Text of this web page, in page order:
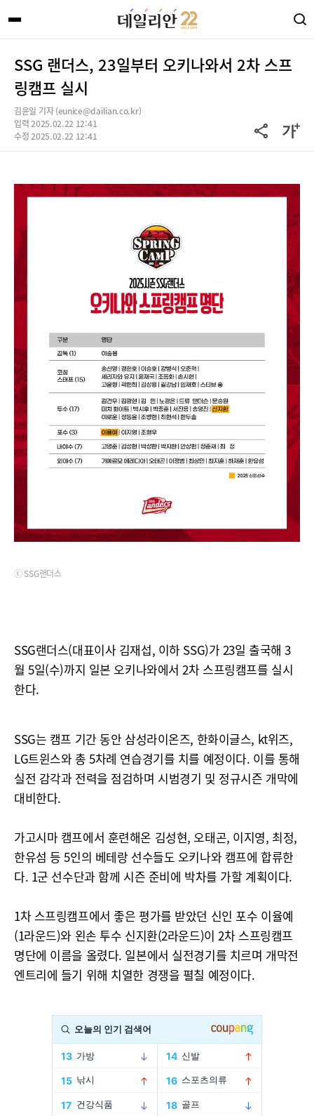
SSG 랜더스, 23일부터 오키나와서 2차 스프
링캠프 실시
김윤일 기자 (eunice@dailian.co.kr)
입력 2025.02.22 12:41
수정 2025.02.22 12:41
ⓒ SSG랜더스
SSG랜더스(대표이사 김재섭, 이하 SSG)가 23일 출국해 3
월 5일(수)까지 일본 오키나와에서 2차 스프링캠프를 실시
한다.
SSG는 캠프 기간 동안 삼성라이온즈, 한화이글스, kt위즈,
LG트윈스와 총 5차례 연습경기를 치를 예정이다. 이를 통해
실전 감각과 전력을 점검하며 시범경기 및 정규시즌 개막에
대비한다.
가고시마 캠프에서 훈련해온 김성현, 오태곤, 이지영, 최정,
한유섬 등 5인의 베테랑 선수들도 오키나와 캠프에 합류한
다. 1군 선수단과 함께 시즌 준비에 박차를 가할 계획이다.
1차 스프링캠프에서 좋은 평가를 받았던 신인 포수 이율예
(1라운드)와 왼손 투수 신지환(2라운드)이 2차 스프링캠프
명단에 이름을 올렸다. 일본에서 실전경기를 치르며 개막전
엔트리에 들기 위해 치열한 경쟁을 펼칠 예정이다.